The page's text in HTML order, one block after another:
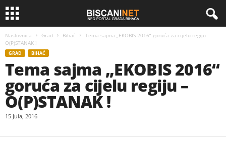
Naslovnica Grad Bihać
Tema sajma „EKOBIS 2016“ goruća za cijelu regiju –
O(P)STANAK !
GRAD BIHAĆ
Tema sajma „EKOBIS 2016“
goruća za cijelu regiju –
O(P)STANAK !
15 Jula, 2016